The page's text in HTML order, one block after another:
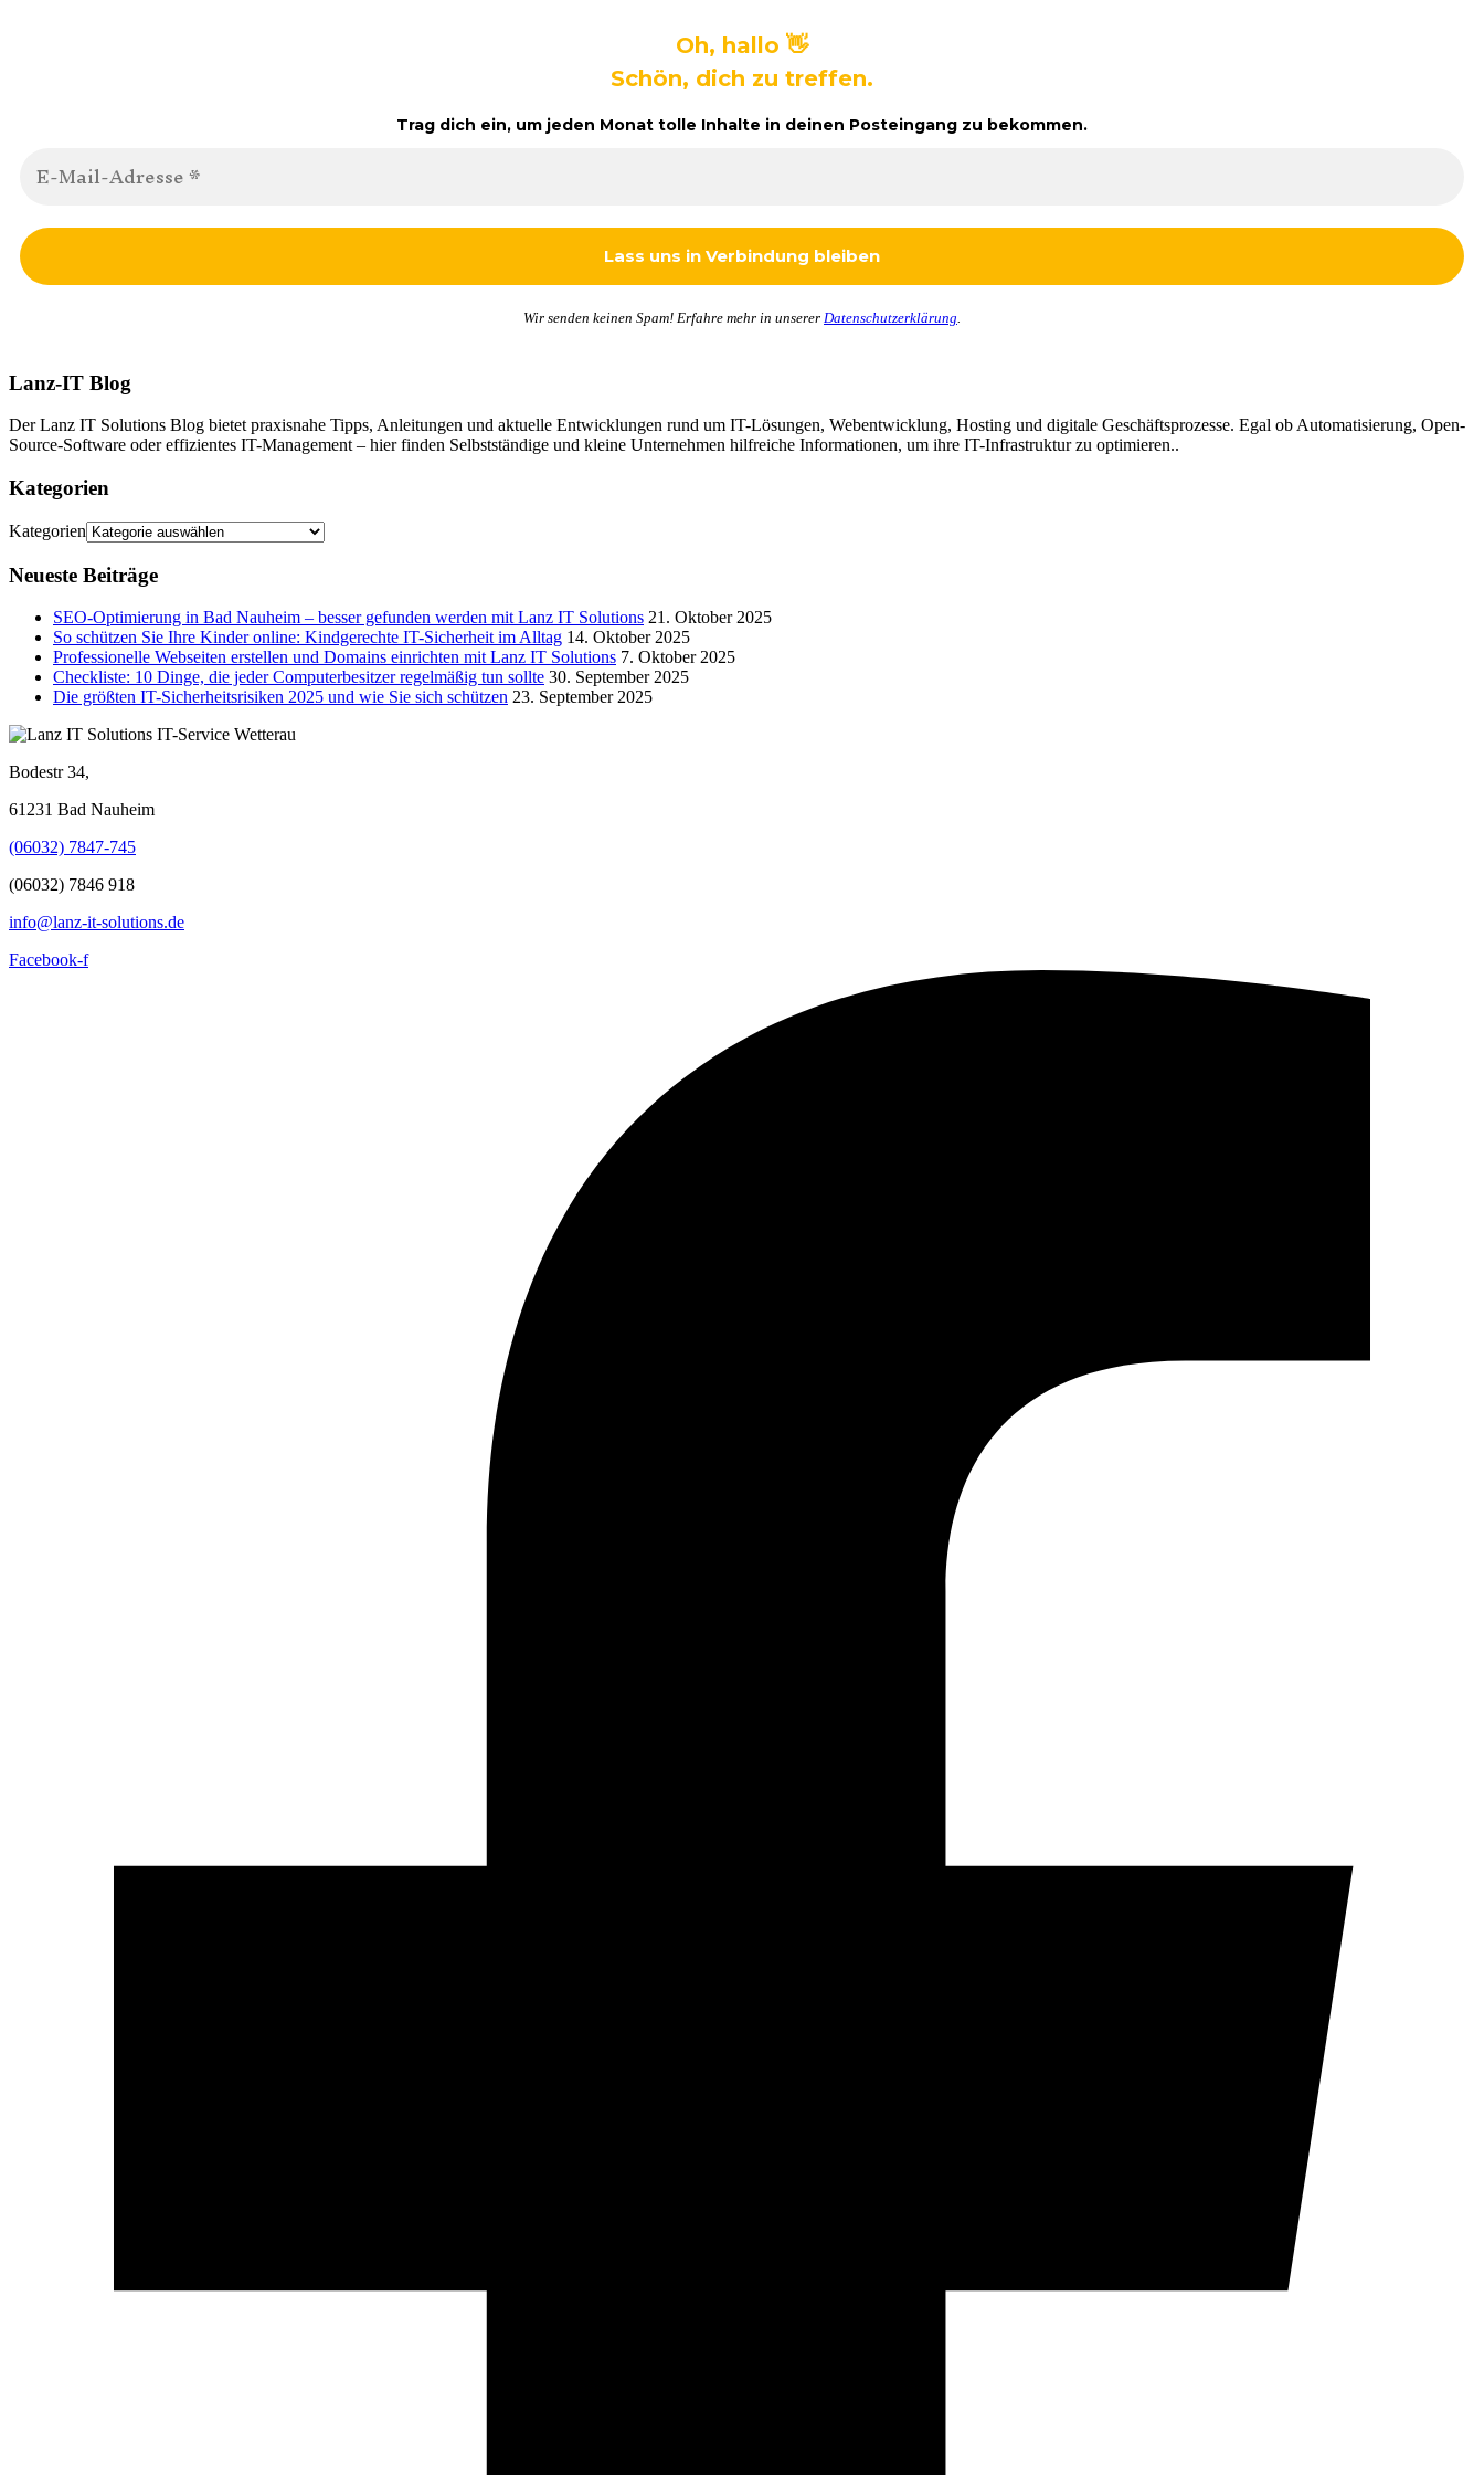
Oh, hallo 👋
Schön, dich zu treffen.
Trag dich ein, um jeden Monat tolle Inhalte in deinen Posteingang zu bekommen.
Wir senden keinen Spam! Erfahre mehr in unserer Datenschutzerklärung
Lanz-IT Blog
Der Lanz IT Solutions Blog bietet praxisnahe Tipps, Anleitungen und aktuelle Entwicklungen rund um IT-Lösungen, Webentwicklung, Hosting und digitale Geschäftsprozesse. Egal ob Automatisierung, Open-
Source-Software oder effizientes IT-Management – hier finden Selbstständige und kleine Unternehmen hilfreiche Informationen, um ihre IT-Infrastruktur zu optimieren..
Kategorien
Kategorien
Neueste Beiträge
SEO-Optimierung in Bad Nauheim – besser gefunden werden mit Lanz IT Solutions 21. Oktober 2025
So schützen Sie Ihre Kinder online: Kindgerechte IT-Sicherheit im Alltag 14. Oktober 2025
Professionelle Webseiten erstellen und Domains einrichten mit Lanz IT Solutions 7. Oktober 2025
Checkliste: 10 Dinge, die jeder Computerbesitzer regelmäßig tun sollte 30. September 2025
Die größten IT-Sicherheitsrisiken 2025 und wie Sie sich schützen 23. September 2025
Bodestr 34,
61231 Bad Nauheim
(06032) 7847-745
(06032) 7846 918
info@lanz-it-solutions.de
Facebook-f